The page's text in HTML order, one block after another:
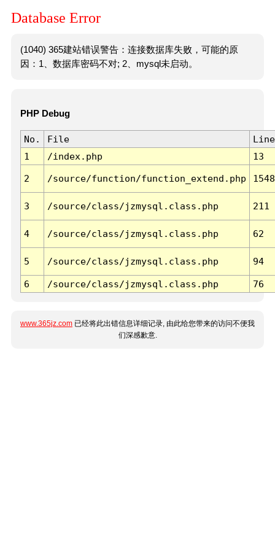
Database Error
(1040) 365建站错误警告：连接数据库失败，可能的原
因：1、数据库密码不对; 2、mysql未启动。
PHP Debug
No. File
Line
1
/index.php 13
2 /source/function/function_extend.php 1548
3 /source/class/jzmysql.class.php 211
4 /source/class/jzmysql.class.php 62
5 /source/class/jzmysql.class.php 94
6 /source/class/jzmysql.class.php 76
www.365jz.com 已经将此出错信息详细记录, 由此给您带来的访问不便我
们深感歉意.